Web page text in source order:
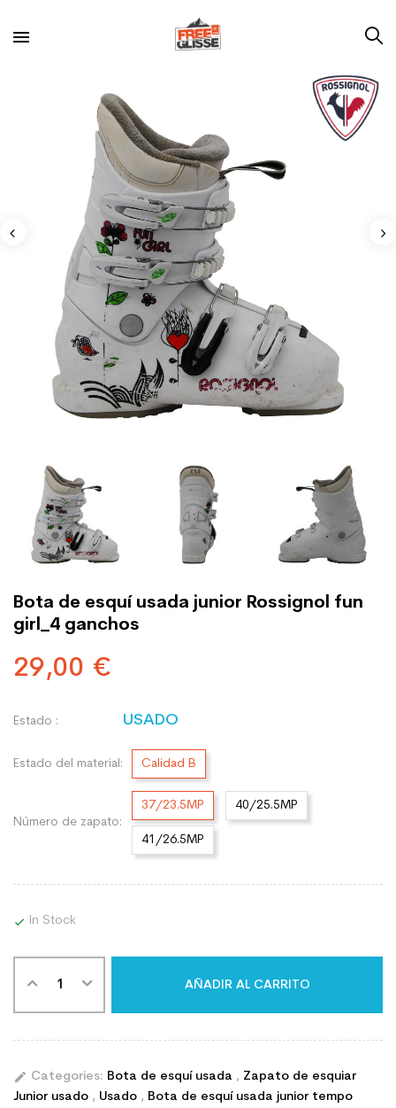
Bota de esquí usada junior Rossignol fun
girl_4 ganchos
29,00 €
Estado : USADO
Estado del material: Calidad B
Número de zapato:
37/23.5MP 40/25.5MP
41/26.5MP
 In Stock
AÑADIR AL CARRITO
edit Categories: Bota de esquí usada , Zapato de esquiar
Junior usado , Usado , Bota de esquí usada junior tempo